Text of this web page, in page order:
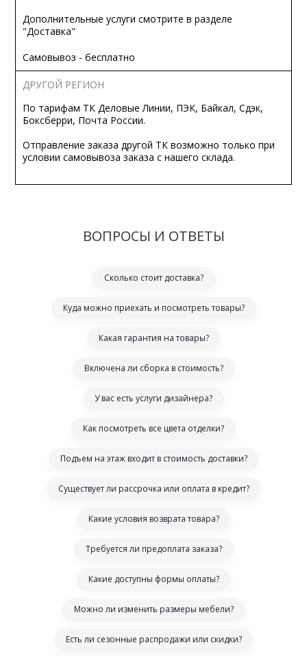
Дополнительные услуги смотрите в разделе
"Доставка"
Самовывоз - бесплатно
ДРУГОЙ РЕГИОН
По тарифам ТК Деловые Линии, ПЭК, Байкал, Сдэк,
Боксберри, Почта России.
Отправление заказа другой ТК возможно только при
условии самовывоза заказа с нашего склада.
ВОПРОСЫ И ОТВЕТЫ
Сколько стоит доставка?
Куда можно приехать и посмотреть товары?
Какая гарантия на товары?
Включена ли сборка в стоимость?
У вас есть услуги дизайнера?
Как посмотреть все цвета отделки?
Подъем на этаж входит в стоимость доставки?
Существует ли рассрочка или оплата в кредит?
Какие условия возврата товара?
Требуется ли предоплата заказа?
Какие доступны формы оплаты?
Можно ли изменить размеры мебели?
Есть ли сезонные распродажи или скидки?